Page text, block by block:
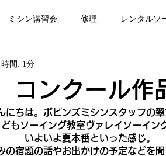
ミシン講習会 修理 レンタルソ
教室
お客様作品
ンクール作
間: 1分
にちは。ボビンズミシンスタッフの翠
もソーイング教室ヴァレイソーイン
いよいよ夏本番といった感じ。
の宿題の話やお出かけの予定などを